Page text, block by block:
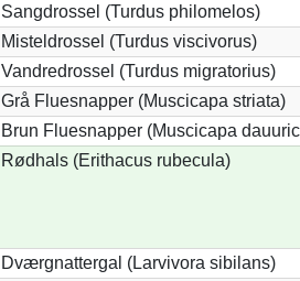
Sangdrossel (Turdus philomelos)
Misteldrossel (Turdus viscivorus)
Vandredrossel (Turdus migratorius)
Grå Fluesnapper (Muscicapa striata)
Brun Fluesnapper (Muscicapa
Rødhals (Erithacus rubecula)
Dværgnattergal (Larvivora sibilans)